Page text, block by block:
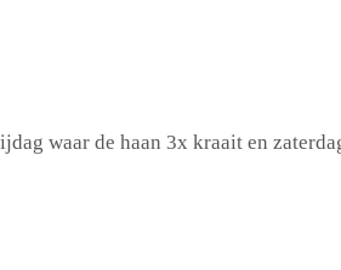
waar de haan 3x kraait en